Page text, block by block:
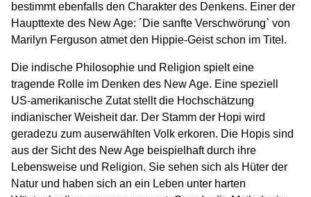
bestimmt ebenfalls den Charakter des Denkens. Einer der
Haupttexte des New Age: ´Die sanfte Verschwörung` von
Marilyn Ferguson atmet den Hippie-Geist schon im Titel.
Die indische Philosophie und Religion spielt eine
tragende Rolle im Denken des New Age. Eine speziell
US-amerikanische Zutat stellt die Hochschätzung
indianischer Weisheit dar. Der Stamm der Hopi wird
geradezu zum auserwählten Volk erkoren. Die Hopis sind
aus der Sicht des New Age beispielhaft durch ihre
Lebensweise und Religion. Sie sehen sich als Hüter der
Natur und haben sich an ein Leben unter harten